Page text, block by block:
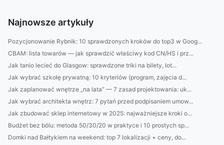
Najnowsze artykuły
Pozycjonowanie Rybnik: 10 sprawdzonych kroków do top3 w Goog...
CBAM: lista towarów — jak sprawdzić właściwy kod CN/HS i prz...
Jak tanio lecieć do Glasgow: sprawdzone triki na bilety, lot...
Jak wybrać szkołę prywatną: 10 kryteriów (program, zajęcia d...
Jak zaplanować wnętrze „na lata” — 7 zasad projektowania: uk...
Jak wybrać architekta wnętrz: 7 pytań przed podpisaniem umow...
Jak zbudować sklep internetowy w 2025: najważniejsze kroki o...
Budżet bez bólu: metoda 50/30/20 w praktyce i 10 prostych sp...
Domki nad Bałtykiem na weekend: top 7 lokalizacji + ceny, do...